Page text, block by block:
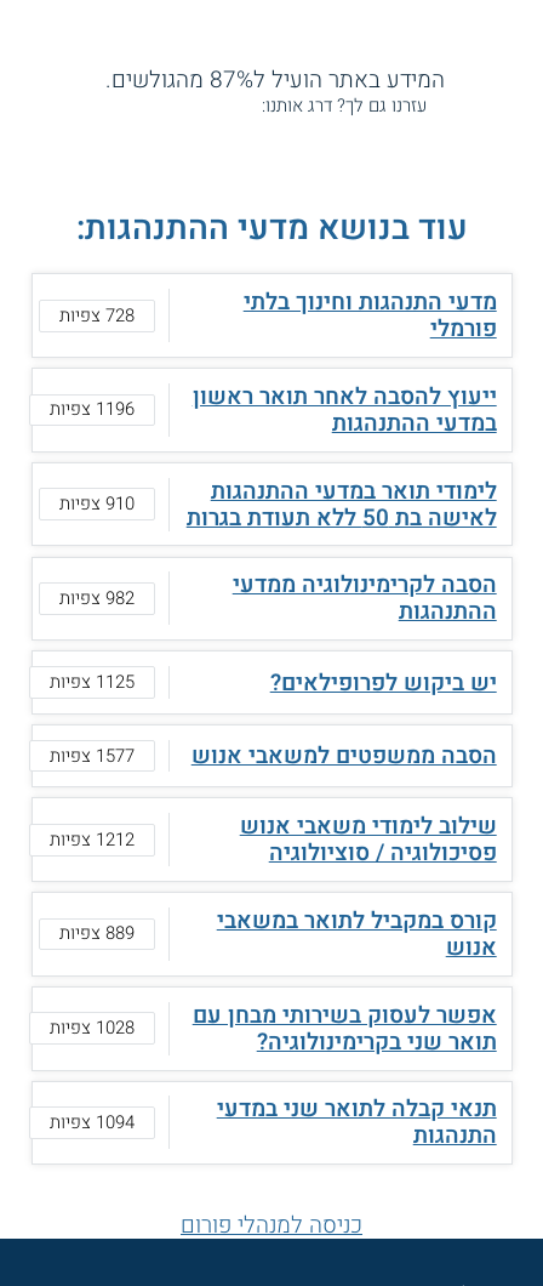
המידע באתר הועיל ל87% מהגולשים.
עזרנו גם לך? דרג אותנו:
עוד בנושא מדעי ההתנהגות:
מדעי התנהגות וחינוך בלתי
פורמלי 728 צפיות
ייעוץ להסבה לאחר תואר ראשון
במדעי ההתנהגות 1196 צפיות
לימודי תואר במדעי ההתנהגות
לאישה בת 50 ללא תעודת בגרות 910 צפיות
הסבה לקרימינולוגיה ממדעי
ההתנהגות 982 צפיות
יש ביקוש לפרופילאים? 1125 צפיות
הסבה ממשפטים למשאבי אנוש 1577 צפיות
שילוב לימודי משאבי אנוש
פסיכולוגיה / סוציולוגיה 1212 צפיות
קורס במקביל לתואר במשאבי
אנוש 889 צפיות
אפשר לעסוק בשירותי מבחן עם
תואר שני בקרימינולוגיה? 1028 צפיות
תנאי קבלה לתואר שני במדעי
התנהגות 1094 צפיות
כניסה למנהלי פורום